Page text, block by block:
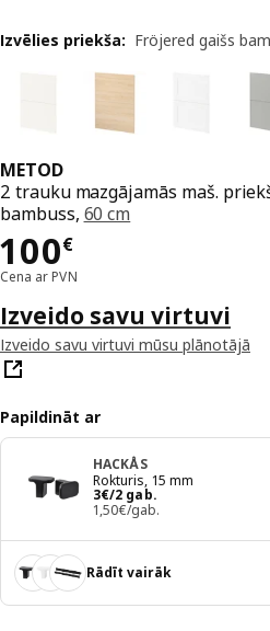
METOD
2 trauku mazgājamās maš.
bambuss, 60 cm
100€
Cena 100€
Cena ar PVN
Izvēlies priekša: Fröjered gaišs
Izveido savu virtuvi
Izveido savu virtuvi mūsu plānotājā
Papildināt ar
HACKÅS
Rokturis, 15 mm
3€/2 gab.
Cena 3€/2 gab.
1,50€/gab.
Rādīt vairāk